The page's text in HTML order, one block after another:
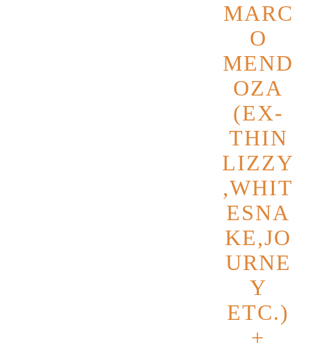
MARC
O
MEND
OZA
(EX-
THIN
LIZZY
,WHIT
ESNA
KE,JO
URNE
Y
ETC.)
+